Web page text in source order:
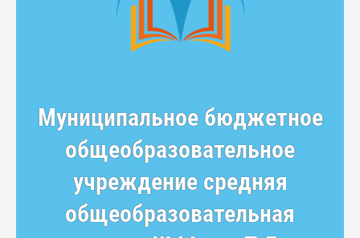
Муниципальное бюджетное
общеобразовательное
учреждение средняя
общеобразовательная